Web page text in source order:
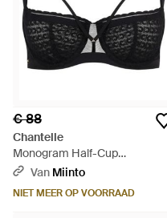
€ 88
Chantelle
Monogram Half-Cup
Balkonbeha - Zwart
Van Miinto
NIET MEER OP VOORRAAD